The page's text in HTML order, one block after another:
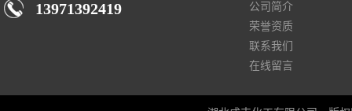
13971392419
公司简介
荣誉资质
联系我们
在线留言